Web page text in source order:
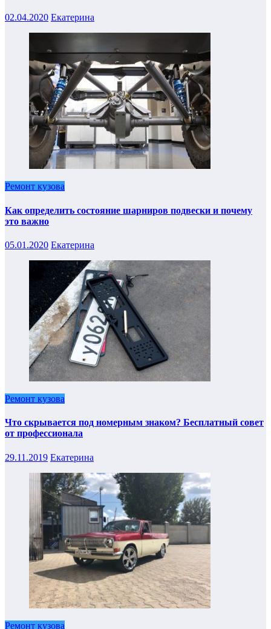
02.04.2020 Екатерина
Ремонт кузова
Как определить состояние шарниров подвески и почему
это важно
05.01.2020 Екатерина
Ремонт кузова
Что скрывается под номерным знаком? Бесплатный совет
от профессионала
29.11.2019 Екатерина
Ремонт кузова